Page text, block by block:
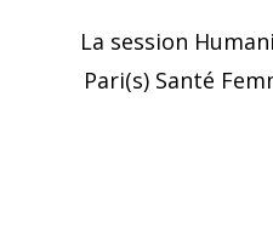
Post
navigation
La session
Pari(s) Santé